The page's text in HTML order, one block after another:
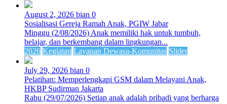
August 2, 2026 bian 0
Sosialisasi Gereja Ramah Anak, PGIW Jabar
Minggu (2/08/2026) Anak memiliki hak untuk tumbuh,
belajar, dan berkembang dalam lingkungan...
2026 Kegiatan Layanan Dewasa-Komunitas Slider
July 29, 2026 bian 0
Pelatihan: Memperlengkapi GSM dalam Melayani Anak,
HKBP Sudirman Jakarta
Rabu (29/07/2026) Setiap anak adalah pribadi yang berharga